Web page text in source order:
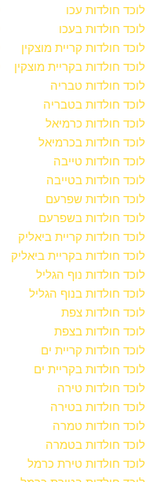
לוכד חולדות עכו
לוכד חולדות בעכו
לוכד חולדות קריית מוצקין
לוכד חולדות בקריית מוצקין
לוכד חולדות טבריה
לוכד חולדות בטבריה
לוכד חולדות כרמיאל
לוכד חולדות בכרמיאל
לוכד חולדות טייבה
לוכד חולדות בטייבה
לוכד חולדות שפרעם
לוכד חולדות בשפרעם
לוכד חולדות קריית ביאליק
לוכד חולדות בקריית ביאליק
לוכד חולדות נוף הגליל
לוכד חולדות בנוף הגליל
לוכד חולדות צפת
לוכד חולדות בצפת
לוכד חולדות קריית ים
לוכד חולדות בקריית ים
לוכד חולדות טירה
לוכד חולדות בטירה
לוכד חולדות טמרה
לוכד חולדות בטמרה
לוכד חולדות טירת כרמל